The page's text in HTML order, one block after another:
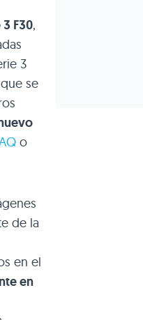
3 F30,
3
se
o
de la
en el
en